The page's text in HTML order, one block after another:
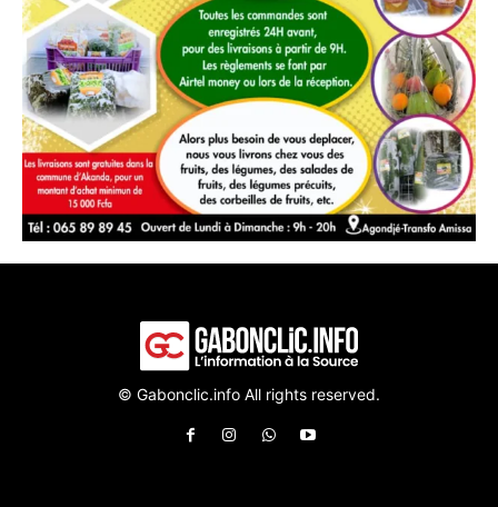
© Gabonclic.info All rights reserved.